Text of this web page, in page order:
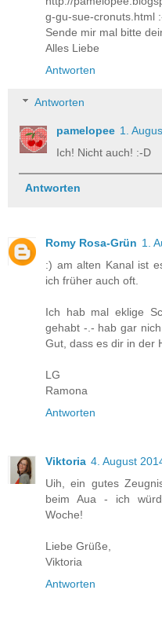
g-gu-sue-cronuts.html
Sende mir mal bitte
Alles Liebe
Antworten
Antworten
pamelopee 1.
Ich! Nicht auch! :-D
Antworten
Romy Rosa-Grün 1.
:) am alten Kanal ist
ich früher auch oft.
Ich hab mal eklige
gehabt -.- hab gar
Gut, dass es dir in der
LG
Ramona
Antworten
Viktoria 4. August
Uih, ein gutes
beim Aua - ich
Woche!
Liebe Grüße,
Viktoria
Antworten